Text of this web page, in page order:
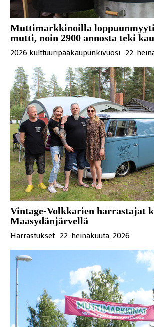
Muttimarkkinoilla
mutti, noin 2900 annosta teki
2026 kulttuuripääkaupunkivuosi 22.
Vintage-Volkkarien harrastajat
Maasydänjärvellä
Harrastukset 22. heinäkuuta, 2026